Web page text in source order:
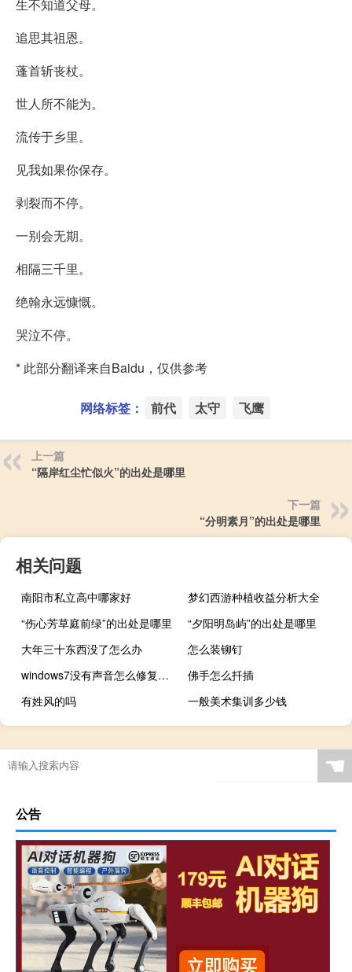
生不知道父母。
追思其祖恩。
蓬首斩丧杖。
世人所不能为。
流传于乡里。
见我如果你保存。
剥裂而不停。
一别会无期。
相隔三千里。
绝翰永远慷慨。
哭泣不停。
* 此部分翻译来自Baidu，仅供参考
网络标签： 前代 太守 飞鹰
上一篇
“隔岸红尘忙似火”的出处是哪里
下一篇
“分明素月”的出处是哪里
相关问题
南阳市私立高中哪家好
梦幻西游种植收益分析大全
“伤心芳草庭前绿”的出处是哪里
“夕阳明岛屿”的出处是哪里
大年三十东西没了怎么办
怎么装铆钉
windows7没有声音怎么修复（windows7没声音）
佛手怎么扦插
有姓风的吗
一般美术集训多少钱
☚
公告